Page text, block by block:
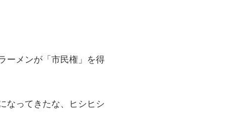
ーメンが「市民権」を得
なってきたな、ヒシヒシ